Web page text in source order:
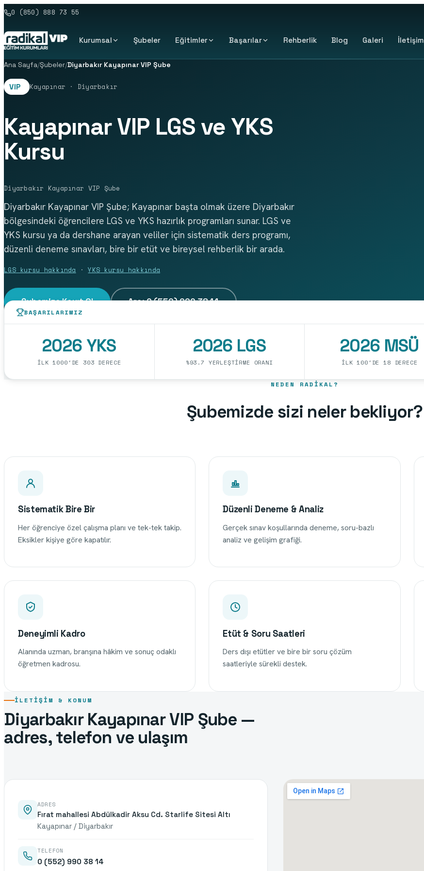
0 (850) 888 73 55
Kurumsal Şubeler Eğitimler Başarılar Rehberlik Blog Galeri İletişim
Ana Sayfa/Şubeler/Diyarbakır Kayapınar VIP Şube
VIP Kayapınar · Diyarbakır
Kayapınar VIP LGS ve YKS
Kursu
Diyarbakır Kayapınar VIP Şube
Diyarbakır Kayapınar VIP Şube; Kayapınar başta olmak üzere Diyarbakır
bölgesindeki öğrencilere LGS ve YKS hazırlık programları sunar. LGS ve
YKS kursu ya da dershane arayan veliler için sistematik ders programı,
düzenli deneme sınavları, bire bir etüt ve bireysel rehberlik bir arada.
LGSkursu hakkında ·YKS kursu hakkında
Şubemize Kayıt Ol Ara:0 (552) 990 38 14
BAŞARILARIMIZ
2026 YKS
İLK 1000'DE 303 DERECE
2026 LGS
%93.7 YERLEŞTIRME ORANI
2026 MSÜ
İLK 100'DE 18 DERECE
NEDEN RADIKAL?
Şubemizde sizi neler bekliyor?
Sistematik Bire Bir
Her öğrenciye özel çalışma planı ve tek-tek takip.
Eksikler kişiye göre kapatılır.
Düzenli Deneme & Analiz
Gerçek sınav koşullarında deneme, soru-bazlı
analiz ve gelişim grafiği.
Deneyimli Kadro
Alanında uzman, branşına hâkim ve sonuç odaklı
öğretmen kadrosu.
Etüt & Soru Saatleri
Ders dışı etütler ve bire bir soru çözüm
saatleriyle sürekli destek.
İLETIŞIM & KONUM
Diyarbakır Kayapınar VIP Şube —
adres, telefon ve ulaşım
ADRES
Fırat mahallesi Abdülkadir Aksu Cd. Starlife Sitesi Altı
Kayapınar / Diyarbakır
TELEFON
0 (552) 990 38 14